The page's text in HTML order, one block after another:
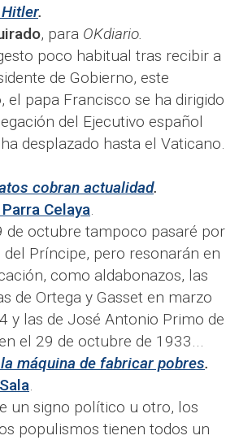
.
, para OKdiario.
poco habitual tras recibir a
de Gobierno, este
el papa Francisco se ha dirigido
del Ejecutivo español
desplazado hasta el Vaticano.​​
cobran actualidad.
Celaya.
de octubre tampoco pasaré por
del Príncipe, pero resonarán en
como aldabonazos, las
de Ortega y Gasset en marzo
y las de José Antonio Primo de
el 29 de octubre de 1933...
máquina de fabricar pobres.
.
un signo político u otro, los
populismos tienen todos un